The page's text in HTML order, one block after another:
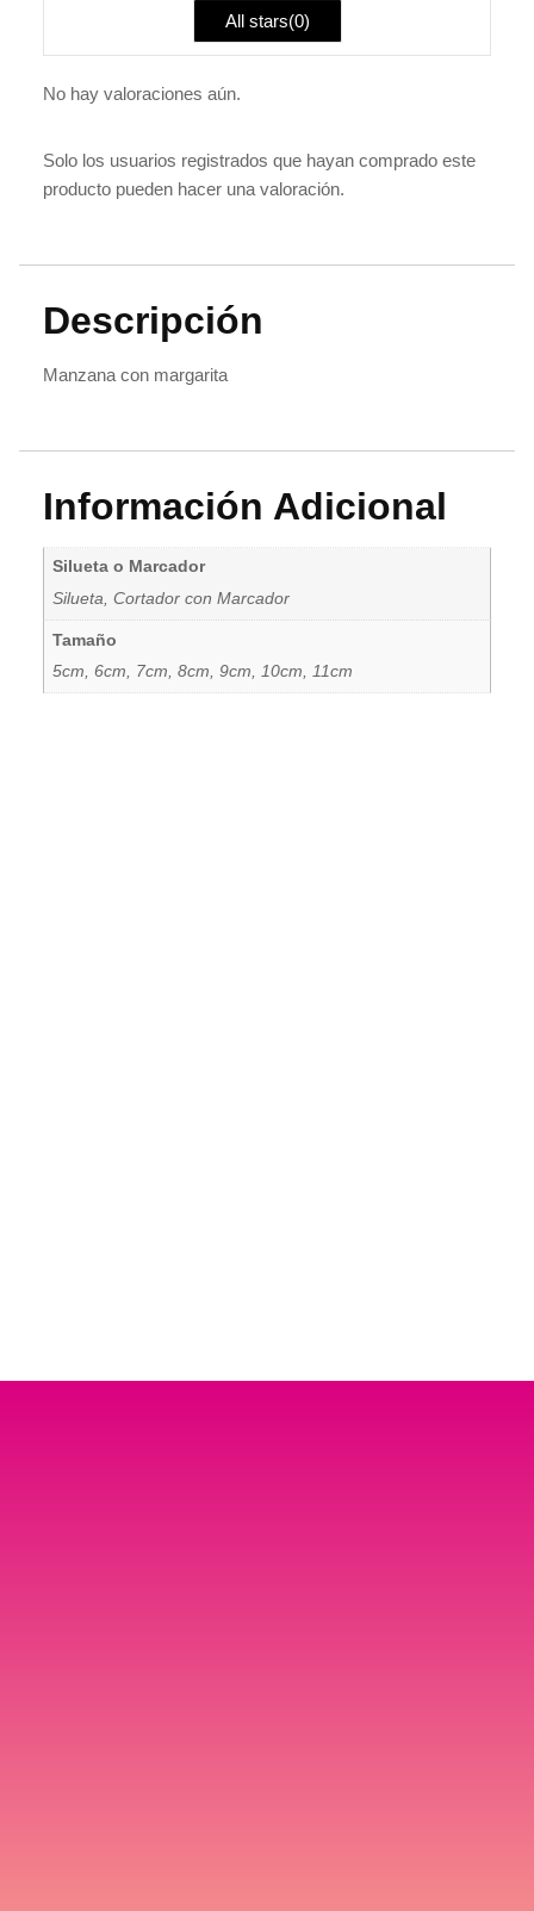
All stars(0)
No hay valoraciones aún.
Solo los usuarios registrados que hayan comprado este
producto pueden hacer una valoración.
Descripción
Manzana con margarita
Información Adicional
Silueta o Marcador
Silueta, Cortador con Marcador
Tamaño
5cm, 6cm, 7cm, 8cm, 9cm, 10cm, 11cm